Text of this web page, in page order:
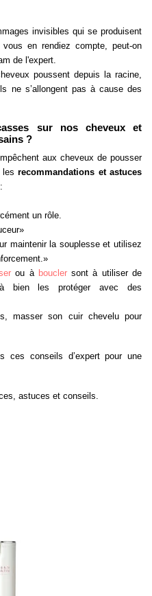
invisibles qui se produisent
en rendiez compte, peut-on
de l'expert.
poussent depuis la racine,
ne s’allongent pas à cause des
sur nos cheveux et
?
aux cheveux de pousser
lesrecommandations et astuces
un rôle.
maintenir la souplesse et utilisez
ou à bouclersont à utiliser de
à bien les protéger avec des
masser son cuir chevelu pour
conseils d’expert pour une
astuces et conseils.